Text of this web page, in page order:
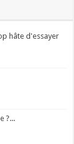
hâte d'essayer
?...